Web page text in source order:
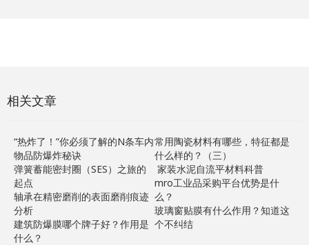
相关文章
“热炸了！”你必须了解的N条车内
物品防爆炸秘诀
弹簧蓄能密封圈（SES）之旅的
起点
轴承在精密磨削的表面磨削痕迹
分析
建筑防爆膜哪个牌子好？作用是
什么？
常用陶瓷材料有哪些，特征都是
什么样的？（三）
家装水泥自流平材料科普
mro工业品采购平台优势是什
么？
玻璃窗贴膜有什么作用？知道这
个不纠结